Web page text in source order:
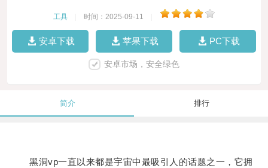
工具 时间：2025-09-11
安卓下载 苹果下载 PC下载
安卓市场，安全绿色
简介 排行
黑洞vp一直以来都是宇宙中最吸引人的话题之一，它拥